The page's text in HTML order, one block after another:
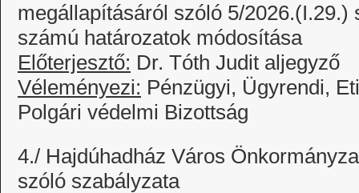
megállapításáról szóló 5/2026.(I.29.)
számú határozatok módosítása
Előterjesztő: Dr. Tóth Judit aljegyző
Véleményezi: Pénzügyi, Ügyrendi,
Polgári védelmi Bizottság
4./ Hajdúhadház Város
szóló szabályzata